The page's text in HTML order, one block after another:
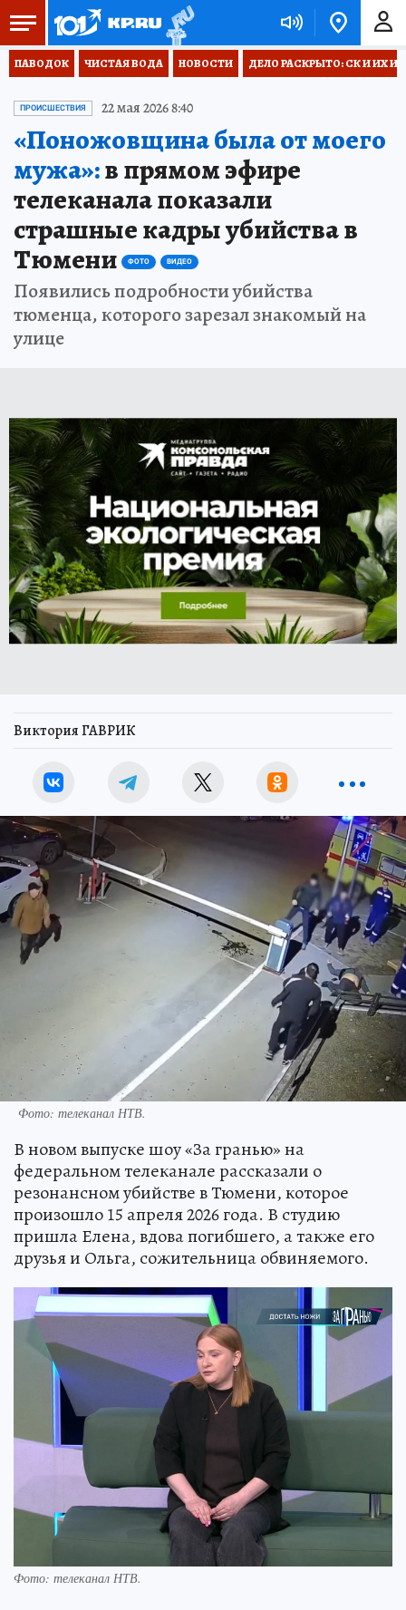
ПАВОДОК ЧИСТАЯ ВОДА НОВОСТИ ДЕЛО РАСКРЫТО: СК И ИХ
ПРОИСШЕСТВИЯ 22 мая 2026 8:40
«Поножовщина была от моего
мужа»:в прямом эфире
телеканала показали
страшные кадры убийства в
Тюмени
ФОТО ВИДЕО
Появились подробности убийства
тюменца, которого зарезал знакомый на
улице
Виктория ГАВРИК
Фото: телеканал НТВ.
В новом выпуске шоу «За гранью» на
федеральном телеканале рассказали о
резонансном убийстве в Тюмени, которое
произошло 15 апреля 2026 года. В студию
пришла Елена, вдова погибшего, а также его
друзья и Ольга, сожительница обвиняемого.
Фото: телеканал НТВ.